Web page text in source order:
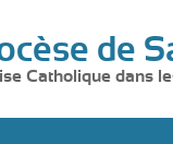
de
Catholique dans